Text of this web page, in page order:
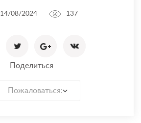
14/08/2024 137
Поделиться
Пожаловаться: